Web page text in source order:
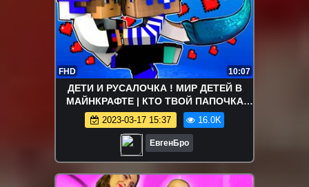
FHD 10:07
ДЕТИ И РУСАЛОЧКА ! МИР ДЕТЕЙ В
МАЙНКРАФТЕ | КТО ТВОЙ ПАПОЧКА
МАЙНКРАФТ! KIDS MINECRAFT
2023-03-17 15:37 16.0K
ЕвгенБро